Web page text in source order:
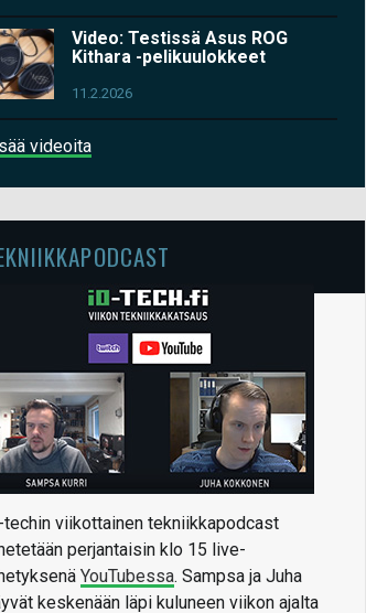
Video: Testissä Asus ROG
Kithara -pelikuulokkeet
11.2.2026
videoita
techin viikottainen tekniikkapodcast
perjantaisin klo 15 live-
YouTubessa. Sampsa ja Juha
keskenään läpi kuluneen viikon ajalta